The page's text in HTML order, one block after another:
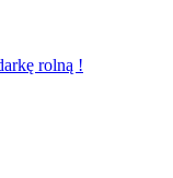
rolną !